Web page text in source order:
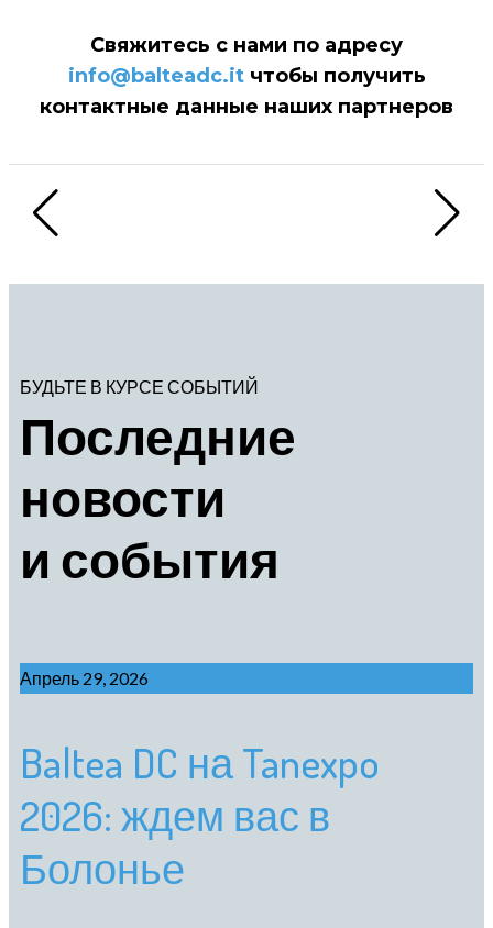
Свяжитесь с нами по адресу
info@balteadc.itчтобы получить
контактные данные наших партнеров
БУДЬТЕ В КУРСЕ СОБЫТИЙ
Последние
новости
и события
Апрель 29, 2026
Baltea DC на Tanexpo
2026: ждем вас в
Болонье